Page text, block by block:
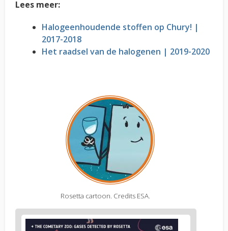
Lees meer:
Halogeenhoudende stoffen op Chury! |
2017-2018
Het raadsel van de halogenen | 2019-2020
Rosetta cartoon. Credits ESA.
Figure